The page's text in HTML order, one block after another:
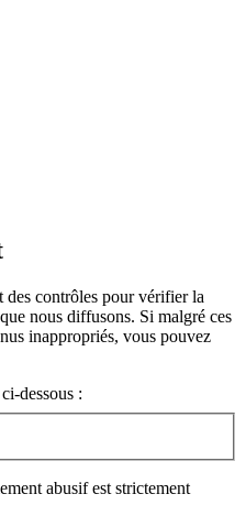
des contrôles pour vérifier la
nous diffusons. Si malgré ces
inappropriés, vous pouvez
dessous :
abusif est strictement